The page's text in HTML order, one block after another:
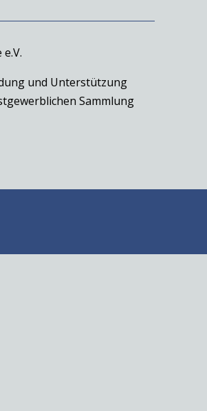
und Unterstützung
Sammlung